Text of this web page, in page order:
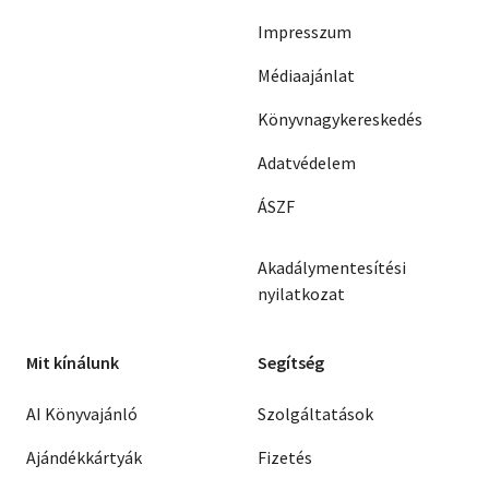
Impresszum
Médiaajánlat
Könyvnagykereskedés
Adatvédelem
ÁSZF
Akadálymentesítési
nyilatkozat
Mit kínálunk
AI Könyvajánló
Ajándékkártyák
Segítség
Szolgáltatások
Fizetés